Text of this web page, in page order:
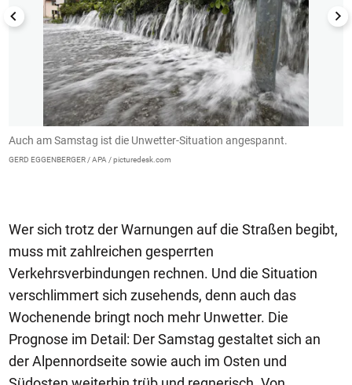
Auch am Samstag ist die Unwetter-Situation angespannt.
GERD EGGENBERGER / APA / picturedesk.com
Wer sich trotz der Warnungen auf die Straßen begibt,
muss mit zahlreichen gesperrten
Verkehrsverbindungen rechnen. Und die Situation
verschlimmert sich zusehends, denn auch das
Wochenende bringt noch mehr Unwetter. Die
Prognose im Detail: Der Samstag gestaltet sich an
der Alpennordseite sowie auch im Osten und